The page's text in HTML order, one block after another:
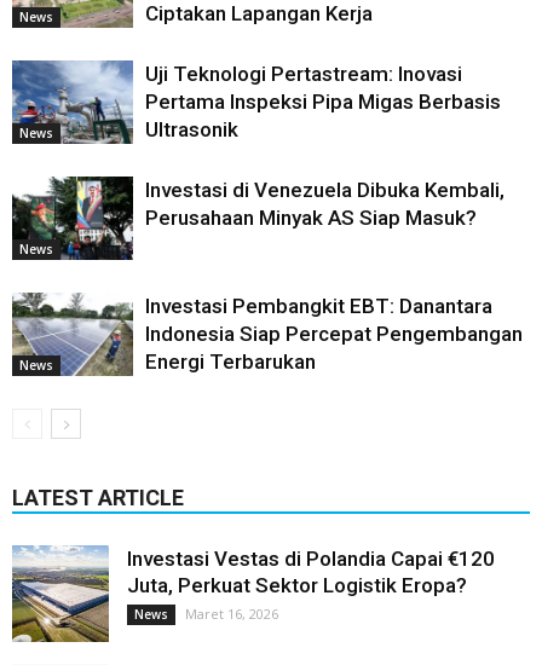
News
Ciptakan Lapangan Kerja
News
Uji Teknologi Pertastream: Inovasi
Pertama Inspeksi Pipa Migas Berbasis
Ultrasonik
News
Investasi di Venezuela Dibuka Kembali,
Perusahaan Minyak AS Siap Masuk?
News
Investasi Pembangkit EBT: Danantara
Indonesia Siap Percepat Pengembangan
Energi Terbarukan
LATEST ARTICLE
Investasi Vestas di Polandia Capai €120
Juta, Perkuat Sektor Logistik Eropa?
News Maret 16, 2026